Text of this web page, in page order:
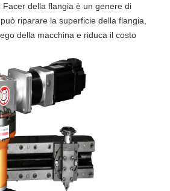
della flangia è un genere di
riparare la superficie della flangia,
della macchina e riduca il costo